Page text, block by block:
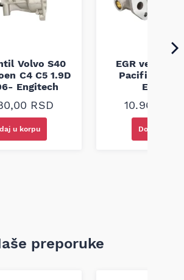
Volvo S40
C4 C5 1.9D
Engitech
RSD
u korpu
EGR ventil
Pacifica 3.5
Engitech
10.960,00
Dodaj u
preporuke